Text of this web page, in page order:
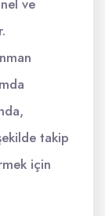
ve
takip
için